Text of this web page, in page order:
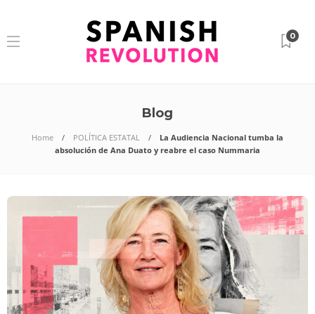
0
Blog
Home POLÍTICA ESTATAL
La Audiencia Nacional tumba la
absolución de Ana Duato y reabre el caso Nummaria